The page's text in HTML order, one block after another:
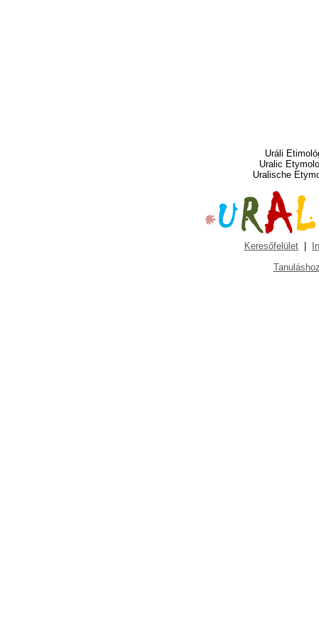
Uráli
Uralic
Uralische
Keresőfelület